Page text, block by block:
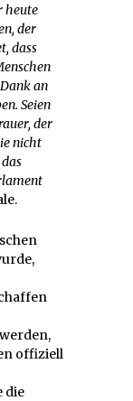
heute
der
dass
an
Seien
der
nicht
offiziell
die